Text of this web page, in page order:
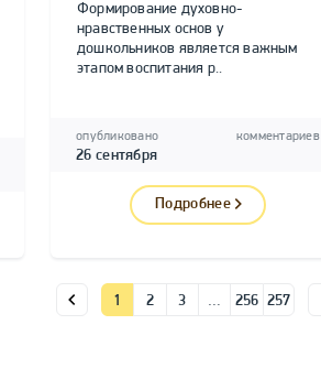
Формирование духовно-
нравственных основ у
дошкольников является важным
этапом воспитания р..
опубликовано
26 сентября
комментариев
Подробнее
1 2 3 … 256 257